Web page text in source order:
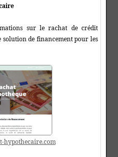
sur le rachat de crédit
solution de financement pour les
hypothecaire.com